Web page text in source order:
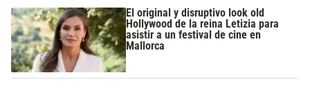
El original y disruptivo look old
Hollywood de la reina Letizia para
asistir a un festival de cine en
Mallorca